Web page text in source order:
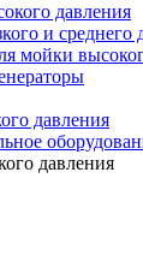
давления
и среднего
мойки
давления
давления